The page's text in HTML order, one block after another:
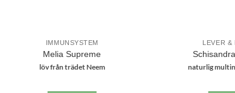
IMMUNSYSTEM
Melia Supreme
löv från trädet Neem
LEVER &
naturlig